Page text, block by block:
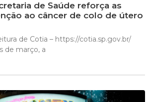
de Saúde reforça as
ao câncer de colo de útero
de Cotia – https://cotia.sp.gov.br/
de março, a